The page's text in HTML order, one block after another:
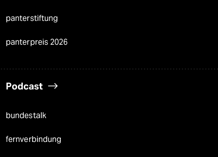
panterstiftung
panterpreis 2026
Podcast
bundestalk
fernverbindung